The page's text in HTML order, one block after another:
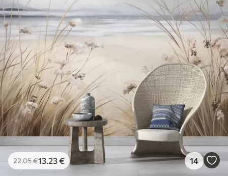
22.05€13 .23€ 14